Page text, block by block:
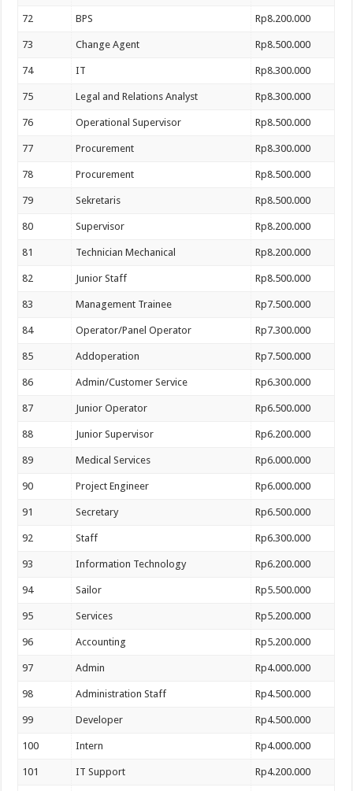
72 BPS Rp8.200.000
73 Change Agent Rp8.500.000
74 IT Rp8.300.000
75 Legal and Relations Analyst Rp8.300.000
76 Operational Supervisor Rp8.500.000
77 Procurement Rp8.300.000
78 Procurement Rp8.500.000
79 Sekretaris Rp8.500.000
80 Supervisor Rp8.200.000
81 Technician Mechanical Rp8.200.000
82 Junior Staff Rp8.500.000
83 Management Trainee Rp7.500.000
84 Operator/Panel Operator Rp7.300.000
85 Addoperation Rp7.500.000
86 Admin/Customer Service Rp6.300.000
87 Junior Operator Rp6.500.000
88 Junior Supervisor Rp6.200.000
89 Medical Services Rp6.000.000
90 Project Engineer Rp6.000.000
91 Secretary Rp6.500.000
92 Staff Rp6.300.000
93 Information Technology Rp6.200.000
94 Sailor Rp5.500.000
95 Services Rp5.200.000
96 Accounting Rp5.200.000
97 Admin Rp4.000.000
98 Administration Staff Rp4.500.000
99 Developer Rp4.500.000
100 Intern Rp4.000.000
101 IT Support Rp4.200.000